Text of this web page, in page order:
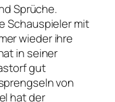
Sprüche.
Schauspieler mit
wieder ihre
in seiner
gut
von
hat der